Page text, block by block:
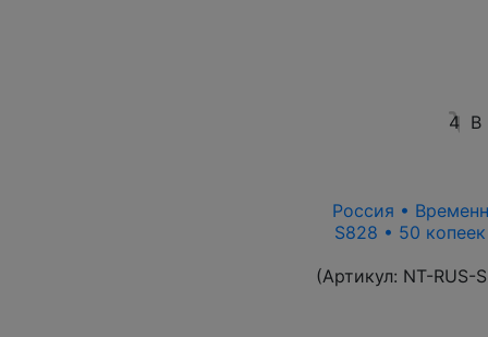
4 В
Россия •
S828 • 50
(Артикул: NT-RUS-